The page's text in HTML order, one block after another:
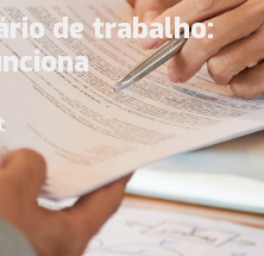
de trabalho: